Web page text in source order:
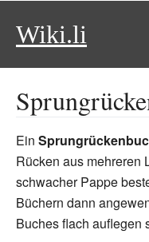
Wiki.li
Ein
Rücken aus mehreren
schwacher Pappe
Büchern dann
Buches flach auflegen